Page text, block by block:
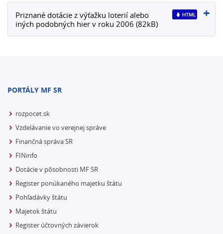
Priznané dotácie z výťažku loterií alebo
iných podobných hier v roku 2006 (82kB)
PORTÁLY MF SR
rozpocet.sk
Vzdelávanie vo verejnej správe
Finančná správa SR
FINinfo
Dotácie v pôsobnosti MF SR
Register ponúkaného majetku štátu
Pohľadávky štátu
Majetok štátu
Register účtovných závierok